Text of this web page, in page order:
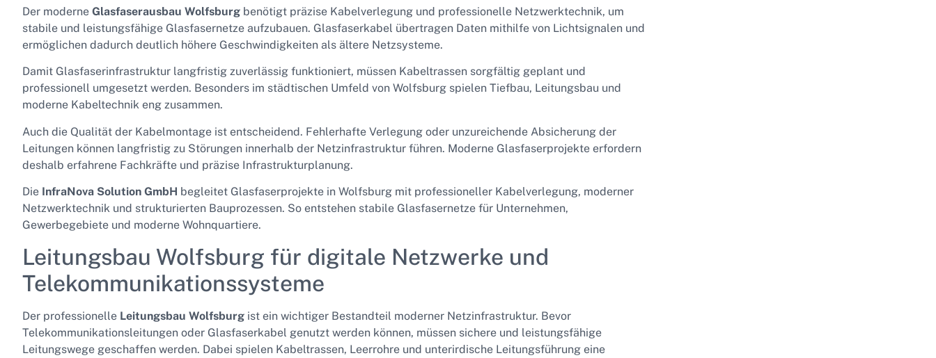
Der moderne Glasfaserausbau Wolfsburg benötigt präzise Kabelverlegung und professionelle Netzwerktechnik, um
stabile und leistungsfähige Glasfasernetze aufzubauen. Glasfaserkabel übertragen Daten mithilfe von Lichtsignalen und
ermöglichen dadurch deutlich höhere Geschwindigkeiten als ältere Netzsysteme.
Damit Glasfaserinfrastruktur langfristig zuverlässig funktioniert, müssen Kabeltrassen sorgfältig geplant und
professionell umgesetzt werden. Besonders im städtischen Umfeld von Wolfsburg spielen Tiefbau, Leitungsbau und
moderne Kabeltechnik eng zusammen.
Auch die Qualität der Kabelmontage ist entscheidend. Fehlerhafte Verlegung oder unzureichende Absicherung der
Leitungen können langfristig zu Störungen innerhalb der Netzinfrastruktur führen. Moderne Glasfaserprojekte erfordern
deshalb erfahrene Fachkräfte und präzise Infrastrukturplanung.
Die InfraNova Solution GmbH begleitet Glasfaserprojekte in Wolfsburg mit professioneller Kabelverlegung, moderner
Netzwerktechnik und strukturierten Bauprozessen. So entstehen stabile Glasfasernetze für Unternehmen,
Gewerbegebiete und moderne Wohnquartiere.
Leitungsbau Wolfsburg für digitale Netzwerke und
Telekommunikationssysteme
Der professionelle Leitungsbau Wolfsburg ist ein wichtiger Bestandteil moderner Netzinfrastruktur. Bevor
Telekommunikationsleitungen oder Glasfaserkabel genutzt werden können, müssen sichere und leistungsfähige
Leitungswege geschaffen werden. Dabei spielen Kabeltrassen, Leerrohre und unterirdische Leitungsführung eine